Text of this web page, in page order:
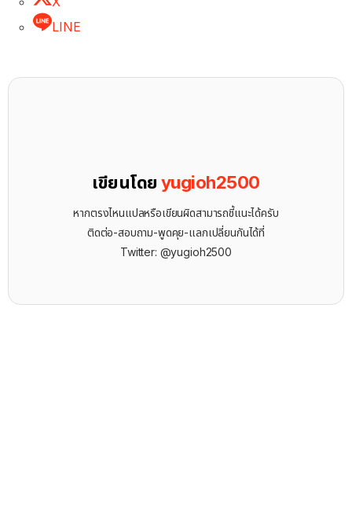
LINE
เขียนโดยyugioh2500
หากตรงไหนแปลหรือเขียนผิดสามารถชี้แนะได้ครับ
ติดต่อ-สอบถาม-พูดคุย-แลกเปลี่ยนกันได้ที่
Twitter: @yugioh2500